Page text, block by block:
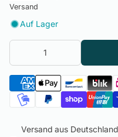
Versand
Auf Lager
Versand aus